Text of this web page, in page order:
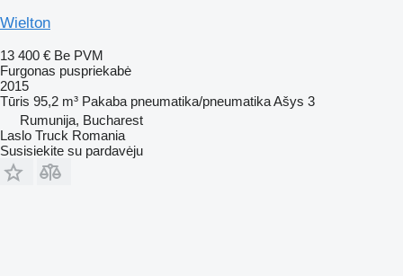
Wielton
13 400 € Be PVM
Furgonas puspriekabė
2015
Tūris 95,2 m³ Pakaba pneumatika/pneumatikaAšys 3
Rumunija, Bucharest
Laslo Truck Romania
Susisiekite su pardavėju